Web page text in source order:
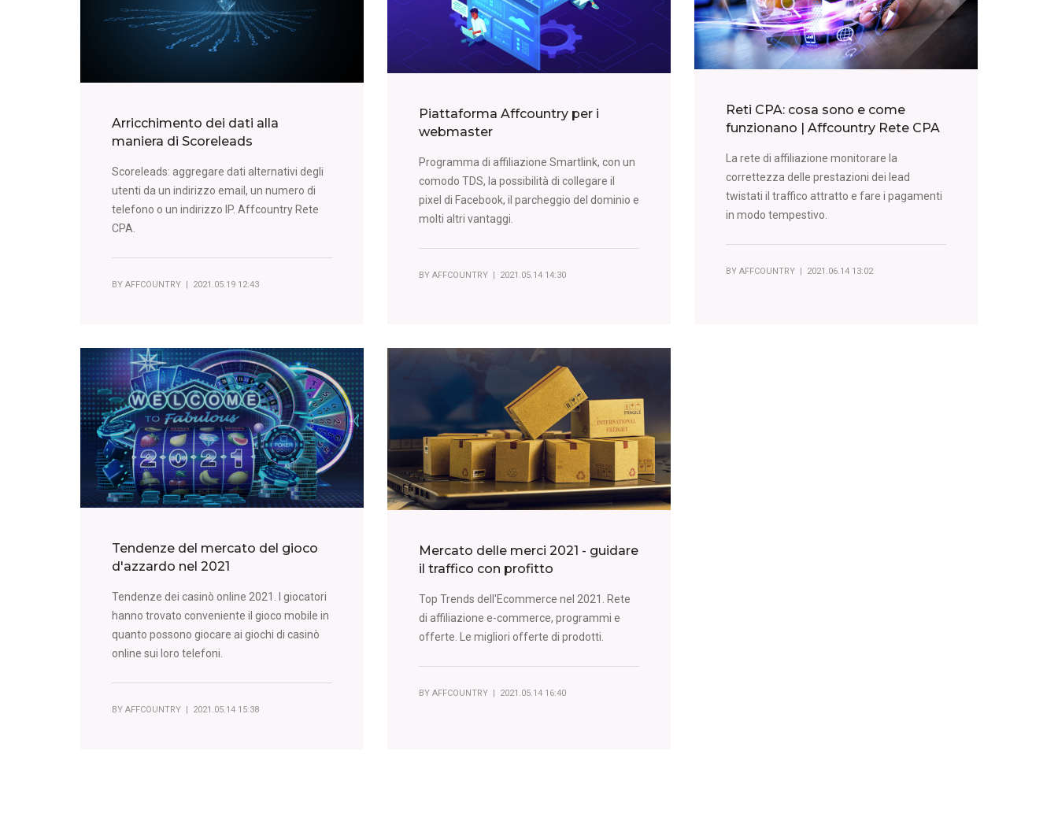
Arricchimento dei dati alla
maniera di Scoreleads
Scoreleads: aggregare dati alternativi degli
utenti da un indirizzo email, un numero di
telefono o un indirizzo IP. Affcountry Rete
CPA.
BY AFFCOUNTRY | 2021.05.19 12:43
Piattaforma Affcountry per i
webmaster
Programma di affiliazione Smartlink, con un
comodo TDS, la possibilità di collegare il
pixel di Facebook, il parcheggio del dominio e
molti altri vantaggi.
BY AFFCOUNTRY | 2021.05.14 14:30
Reti CPA: cosa sono e come
funzionano | Affcountry Rete CPA
La rete di affiliazione monitorare la
correttezza delle prestazioni dei lead
twistati il traffico attratto e fare i pagamenti
in modo tempestivo.
BY AFFCOUNTRY | 2021.06.14 13:02
Tendenze del mercato del gioco
d'azzardo nel 2021
Tendenze dei casinò online 2021. I giocatori
hanno trovato conveniente il gioco mobile in
quanto possono giocare ai giochi di casinò
online sui loro telefoni.
BY AFFCOUNTRY | 2021.05.14 15:38
Mercato delle merci 2021 - guidare
il traffico con profitto
Top Trends dell'Ecommerce nel 2021. Rete
di affiliazione e-commerce, programmi e
offerte. Le migliori offerte di prodotti.
BY AFFCOUNTRY | 2021.05.14 16:40